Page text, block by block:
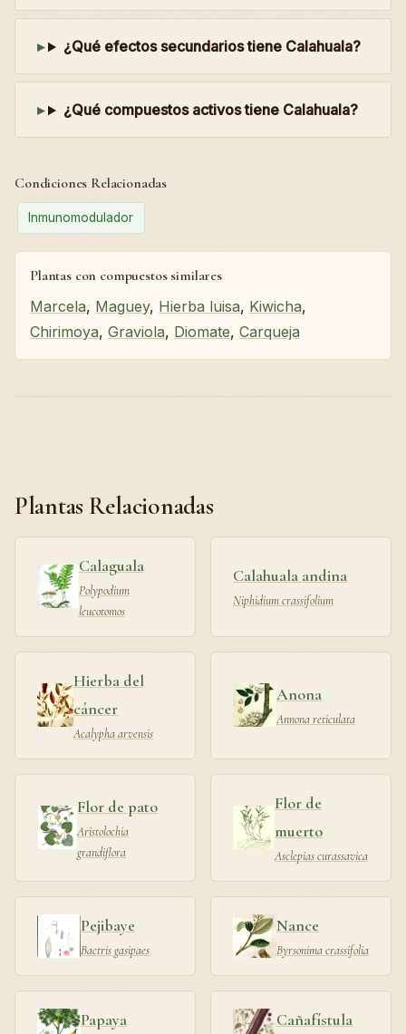
¿Qué efectos secundarios tiene Calahuala?
¿Qué compuestos activos tiene Calahuala?
Condiciones Relacionadas
Inmunomodulador
Plantas con compuestos similares
Marcela, Maguey, Hierba luisa, Kiwicha,
Chirimoya, Graviola, Diomate, Carqueja
Plantas Relacionadas
Calaguala
Polypodium
leucotomos
Calahuala andina
Niphidium crassifolium
Hierba del
cáncer
Acalypha arvensis
Anona
Annona reticulata
Flor de pato
Aristolochia
grandiflora
Flor de
muerto
Asclepias curassavica
Pejibaye
Bactris gasipaes
Nance
Byrsonima crassifolia
Papaya Cañafístula